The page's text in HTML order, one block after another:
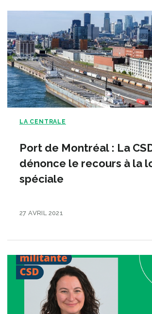
LA CENTRALE
Port de Montréal : La
dénonce le recours à la
spéciale
27 AVRIL 2021